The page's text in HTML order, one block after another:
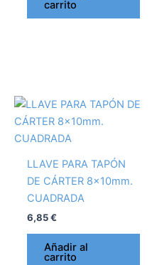
carrito
LLAVE PARA TAPÓN
DE CÁRTER 8x10mm.
CUADRADA
6,85€
Añadir al
carrito